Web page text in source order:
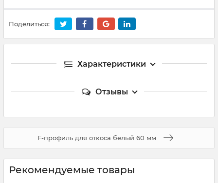
Поделиться:
Характеристики
Отзывы
F-профиль для откоса белый 60 мм
Рекомендуемые товары